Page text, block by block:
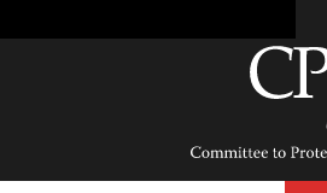
Committee
Protect
Journalists